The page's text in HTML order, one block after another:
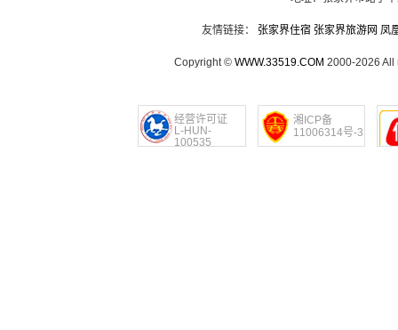
友情链接： 张家界住宿 张家界旅游网 凤
Copyright © WWW.33519.COM 2000-2026 All
经营许可证
L-HUN-
100535
湘ICP备
11006314号-3